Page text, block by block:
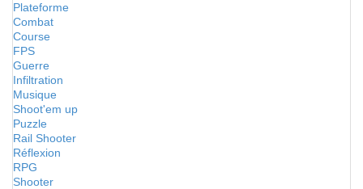
Plateforme
Combat
Course
FPS
Guerre
Infiltration
Musique
Shoot'em up
Puzzle
Rail Shooter
Réflexion
RPG
Shooter